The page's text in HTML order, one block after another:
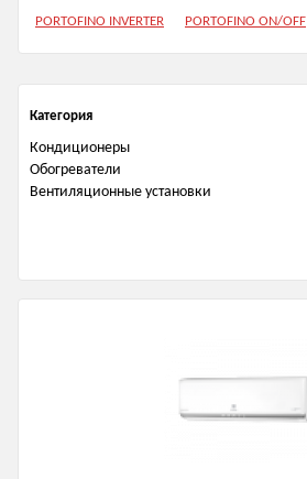
PORTOFINO INVERTER PORTOFINO ON/OFF
Категория
Кондиционеры
Обогреватели
Вентиляционные установки